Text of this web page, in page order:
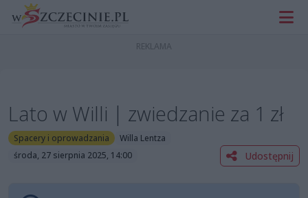
Lato w Willi | zwiedzanie za 1 zł
Spacery i oprowadzania
Willa Lentza
środa, 27 sierpnia 2025, 14:00
Udostępnij